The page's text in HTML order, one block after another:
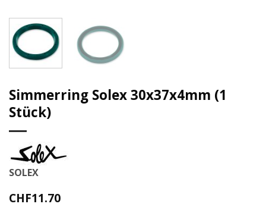
Simmerring Solex 30x37x4mm (1
Stück)
SOLEX
CHF11.70